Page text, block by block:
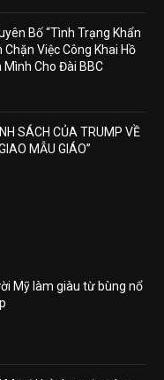
Bố “Tình Trạng Khẩn
Chặn Việc Công Khai Hồ
Mình Cho Đài BBC
SÁCH CỦA TRUMP VỀ
MẪU GIÁO”
Mỹ làm giàu từ bùng nổ